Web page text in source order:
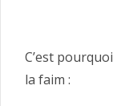
C’est
la faim :